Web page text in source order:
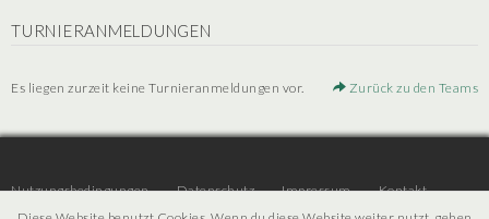
TURNIERANMELDUNGEN
Es liegen zurzeit keine Turnieranmeldungen vor. Zurück zu den Teams
Nutzungsbedingungen Datenschutz Impressum
Kontakt